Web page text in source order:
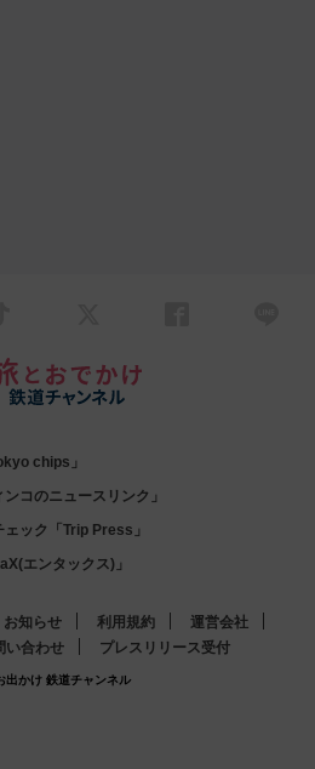
chips」
コのニュースリンク」
ック「Trip Press」
エンタックス)」
お知らせ 利用規約
運営会社
い合わせ プレスリリース受付
出かけ 鉄道チャンネル